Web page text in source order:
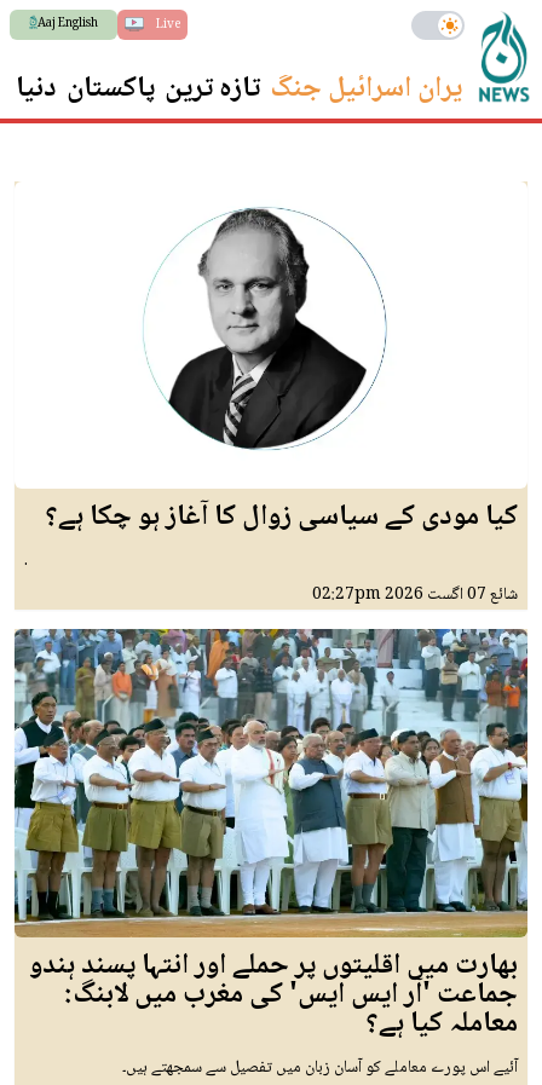
Live
Aaj English
ایران اسرائیل جنگ تازہ ترین پاکستان دنیا
کیا مودی کے سیاسی زوال کا آغاز ہو چکا ہے؟
.
شائع07 اگست 2026 02:27pm
بھارت میں اقلیتوں پر حملے اور انتہا پسند ہندو
جماعت 'آر ایس ایس' کی مغرب میں لابنگ:
معاملہ کیا ہے؟
آئیے اس پورے معاملے کو آسان زبان میں تفصیل سے سمجھتے ہیں۔